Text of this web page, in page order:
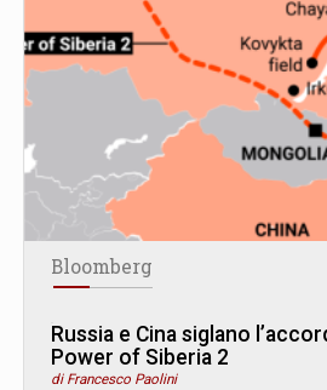
Bloomberg
Russia e Cina siglano
Power of Siberia 2
di Francesco Paolini